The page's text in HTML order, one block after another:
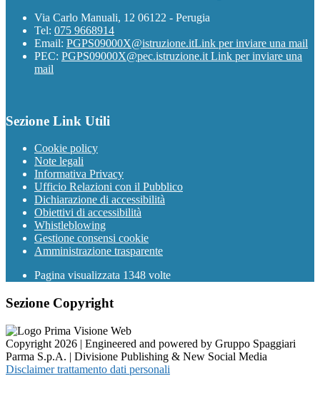
Via Carlo Manuali, 12 06122 - Perugia
Tel: 075 9668914
Email: PGPS09000X@istruzione.itLink per inviare una mail
PEC: PGPS09000X@pec.istruzione.it Link per inviare una
mail
Sezione Link Utili
Cookie policy
Note legali
Informativa Privacy
Ufficio Relazioni con il Pubblico
Dichiarazione di accessibilità
Obiettivi di accessibilità
Whistleblowing
Gestione consensi cookie
Amministrazione trasparente
Pagina visualizzata 1348 volte
Sezione Copyright
Copyright 2026 | Engineered and powered by Gruppo Spaggiari
Parma S.p.A. | Divisione Publishing & New Social Media
Disclaimer trattamento dati personali